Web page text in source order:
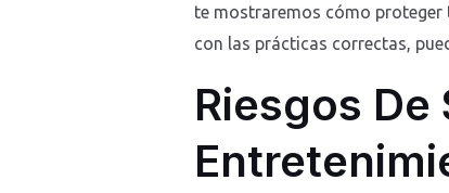
te mostraremos cómo
con las prácticas correctas,
Riesgos